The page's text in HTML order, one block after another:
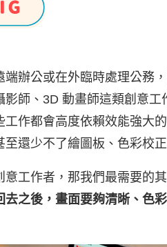
端辦公或在外臨時處理公務
影師、3D 動畫師這類創意
工作都會高度依賴效能強大
還少不了繪圖板、色彩校
工作者，那我們最需要的其
去之後，畫面要夠清晰、色